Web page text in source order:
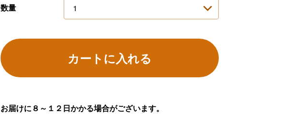
数量
カートに入れる
お届けに８～１２日かかる場合がございます。